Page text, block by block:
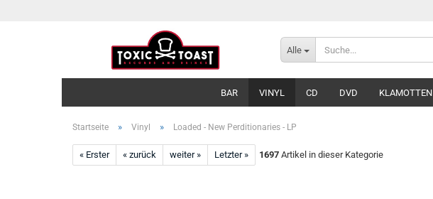
Alle
BAR VINYL CD DVD KLAMOTTEN
Startseite » Vinyl » Loaded - New Perditionaries - LP
« Erster « zurück weiter » Letzter » 1697 Artikel in dieser Kategorie